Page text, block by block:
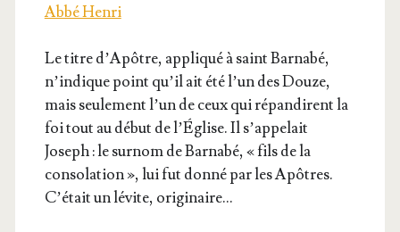
Abbé Henri
Le titre d’A­pôtre, appli­qué à saint Bar­na­bé,
n’in­dique point qu’il ait été l’un des Douze,
mais seule­ment l’un de ceux qui répan­dirent la
foi tout au début de l’É­glise. Il s’ap­pe­lait
Joseph : le sur­nom de Bar­na­bé, « fils de la
conso­la­tion », lui fut don­né par les Apôtres.
C’é­tait un lévite, originaire…